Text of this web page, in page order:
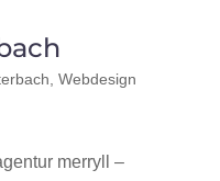
Webdesign
merryll –